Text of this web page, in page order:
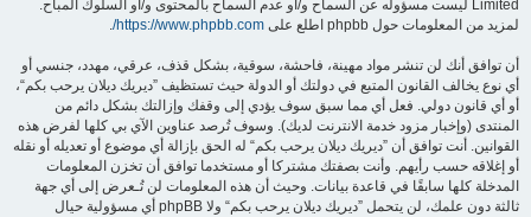
Limited ليست مسؤوله عن السماح و/أو عدم السماح بالمحتوى و/أو السلوك المباح.
لمزيد من المعلومات حول phpbb اطلع على
https://www.phpbb.com/
.
أن توافق أنك لن تنشر مواد مهينة، فاحشة، سوقية، بشكل قذف، عرقي، مهدد، جنسي أو
أي نوع يخالف القانون المتبع في دولتك أو الدولة حيث تستظيف ”ديريك ديلان يرحب بكم“،
أو أي قانون دولي. فعل أي مما سبق سوف يؤدي إلى وقفك وإزالتك بشكل دائم من
المنتدى (وإخبار مزود خدمة الانترنت لديك). وسوف تُرصد عناوين الآي بي كلها لفرض هذه
القوانين. أنت توافق أن ”ديريك ديلان يرحب بكم“ له الحق بإزالة أي موضوع أو تعديله أو نقله
أو إغلاقه حسب رأيهم. وأنت بصفتك مشتركا أو مستخدما توافق أن تخزن المعلومات
المدخلة كلها سابقًا في قاعدة بيانات. وحيث أن هذه المعلومات لن تُـعرض إلى أي جهة
ثالثة دون علمك، لن يتحمل ”ديريك ديلان يرحب بكم“ ولا phpBB أي مسؤولية حيال